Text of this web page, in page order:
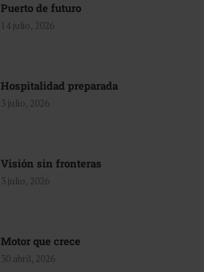
Puerto de futuro
14 julio, 2026
Hospitalidad preparada
3 julio, 2026
Visión sin fronteras
3 julio, 2026
Motor que crece
30 abril, 2026